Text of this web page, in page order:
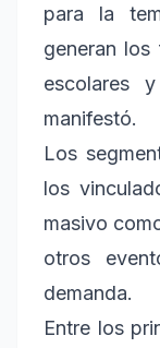
para la
generan los
escolares
manifestó.
Los
los
masivo
otros
demanda.
Entre los